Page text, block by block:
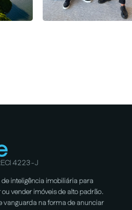
4223-J
inteligência imobiliária para
vender imóveis de alto padrão.
vanguarda na forma de anunciar